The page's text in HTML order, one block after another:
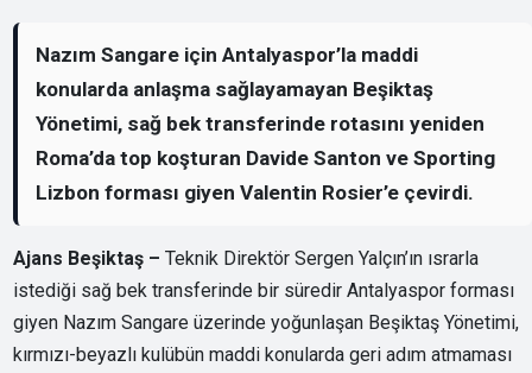
Nazım Sangare için Antalyaspor’la maddi
konularda anlaşma sağlayamayan Beşiktaş
Yönetimi, sağ bek transferinde rotasını yeniden
Roma’da top koşturan Davide Santon ve Sporting
Lizbon forması giyen Valentin Rosier’e çevirdi.
Ajans Beşiktaş –Teknik Direktör Sergen Yalçın’ın ısrarla
istediği sağ bek transferinde bir süredir Antalyaspor forması
giyen Nazım Sangare üzerinde yoğunlaşan Beşiktaş Yönetimi,
kırmızı-beyazlı kulübün maddi konularda geri adım atmaması